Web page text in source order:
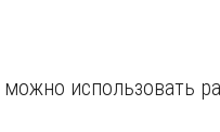
использовать